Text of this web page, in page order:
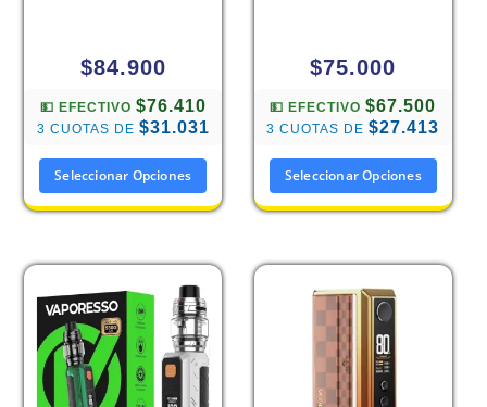
$84.900
💵 EFECTIVO $76.410
3 CUOTAS DE $31.031
Seleccionar Opciones
$75.000
💵 EFECTIVO$67.500
3 CUOTAS DE$27.413
Seleccionar Opciones